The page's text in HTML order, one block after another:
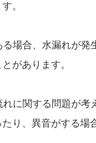
。
場合、水漏れが発
があります。
に関する問題が考
り、異音がする場